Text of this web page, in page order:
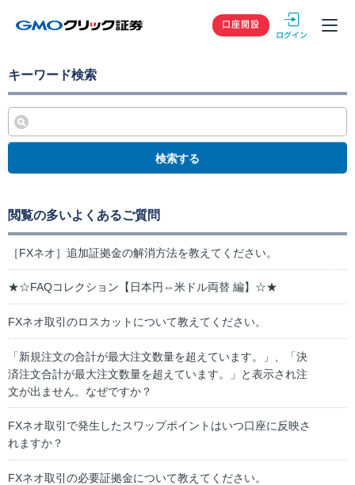
GMOクリック
口座開設
キーワード検索
検索する
閲覧の多いよくあるご質問
［FXネオ］追加証拠金の解消方法を教えてください。
★☆FAQコレクション【日本円⇔米ドル両替 編】☆★
FXネオ取引のロスカットについて教えてください。
「新規注文の合計が最大注文数量を超えています。」、「決
済注文合計が最大注文数量を超えています。」と表示され注
文が出ません。なぜですか？
FXネオ取引で発生したスワップポイントはいつ口座に反映さ
れますか？
FXネオ取引の必要証拠金について教えてください。